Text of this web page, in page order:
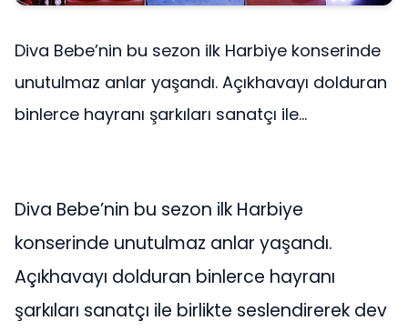
Diva Bebe’nin bu sezon ilk Harbiye konserinde
unutulmaz anlar yaşandı. Açıkhavayı dolduran
binlerce hayranı şarkıları sanatçı ile...
Diva Bebe’nin bu sezon ilk Harbiye
konserinde unutulmaz anlar yaşandı.
Açıkhavayı dolduran binlerce hayranı
şarkıları sanatçı ile birlikte seslendirerek dev